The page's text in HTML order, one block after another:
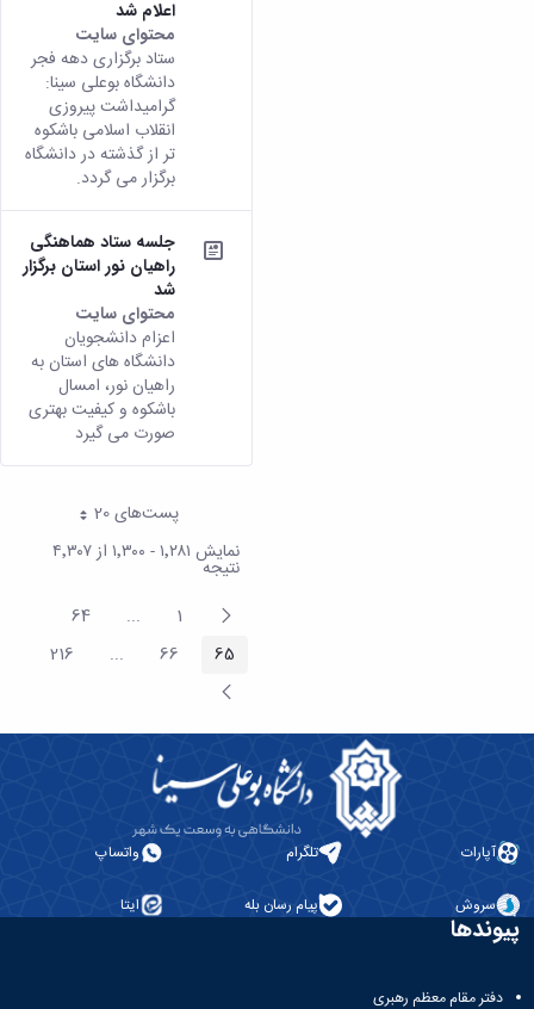
اعلام شد
محتوای سایت
ستاد برگزاری دهه فجر
دانشگاه بوعلی سینا:
گرامیداشت پیروزی
انقلاب اسلامی باشکوه
تر از گذشته در دانشگاه
برگزار می گردد.
جلسه ستاد هماهنگی
راهیان نور استان برگزار
شد
محتوای سایت
اعزام دانشجویان
دانشگاه ­های استان به
راهیان نور، امسال
باشکوه و کیفیت بهتری
صورت می­ گیرد
پست‌‌های 20هر صفحه
نمایش ۱٬۲۸۱ - ۱٬۳۰۰ از ۴٬۳۰۷
نتیجه
پیغام
قبلی صفحه1
...
Pagesصفحه64
صفحه65 صفحه66
...
Pagesصفحه216
صفحه
بعد
آپارات تلگرام واتساپ
سروش پیام رسان بله ایتا
پیوندها
دفتر مقام معظم رهبری